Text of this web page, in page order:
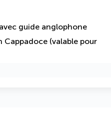
avec guide anglophone
Cappadoce (valable pour